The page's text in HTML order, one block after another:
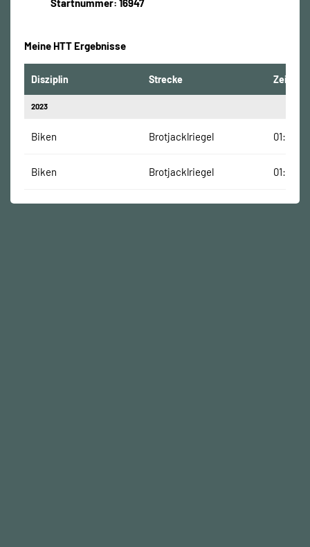
Startnummer: 16947
Meine HTT Ergebnisse
Disziplin Strecke Zeit
2023
Biken Brotjacklriegel
Biken Brotjacklriegel